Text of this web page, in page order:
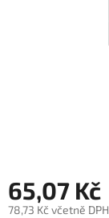
65,07 Kč
78,73 Kč včetně DPH